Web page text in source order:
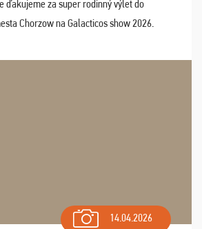
ďakujeme za super rodinný výlet do
Chorzow na Galacticos show 2026.
aj zábavný park Legendia, previe ...
14.04.2026